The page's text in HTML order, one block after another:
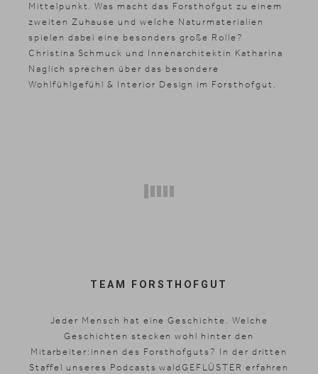
Mittelpunkt. Was macht das Forsthofgut zu einem
zweiten Zuhause und welche Naturmaterialien
spielen dabei eine besonders große Rolle?
Christina Schmuck und Innenarchitektin Katharina
Naglich sprechen über das besondere
Wohlfühlgefühl & Interior Design im Forsthofgut.
TEAM FORSTHOFGUT
Jeder Mensch hat eine Geschichte. Welche
Geschichten stecken wohl hinter den
Mitarbeiter:innen des Forsthofguts? In der dritten
Staffel unseres Podcasts waldGEFLÜSTER erfahren